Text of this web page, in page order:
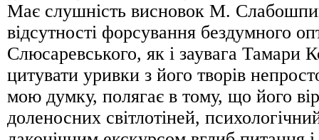
Має слушність висновок М.
відсутності форсування бездумного
Слюсаревського, як і заувага Тамари
цитувати уривки з його творів
мою думку, полягає в тому, що його
доленосних світлотіней,